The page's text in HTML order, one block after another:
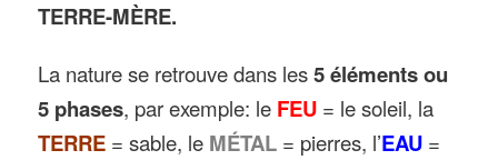
TERRE-MÈRE.
La nature se retrouve dans les5 éléments ou
5 phases, par exemple: le FEU = le soleil, la
TERRE = sable, le MÉTAL = pierres, l’EAU =